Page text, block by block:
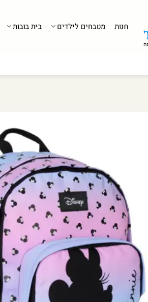
חנות
מטבחים לילדים בית בובות